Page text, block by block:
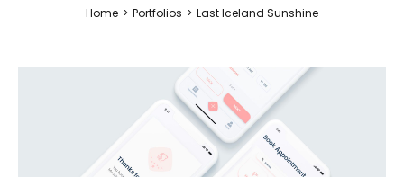
Home > Portfolios > Last Iceland Sunshine